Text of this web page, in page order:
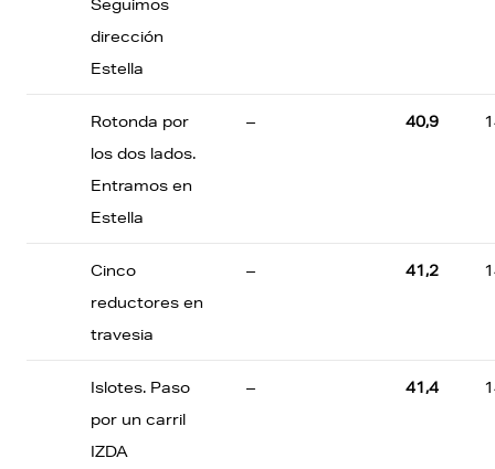
Seguimos
dirección
Estella
Rotonda por
los dos lados.
Entramos en
Estella
– 40,9
Cinco
reductores en
travesia
– 41,2
Islotes. Paso
por un carril
IZDA
– 41,4